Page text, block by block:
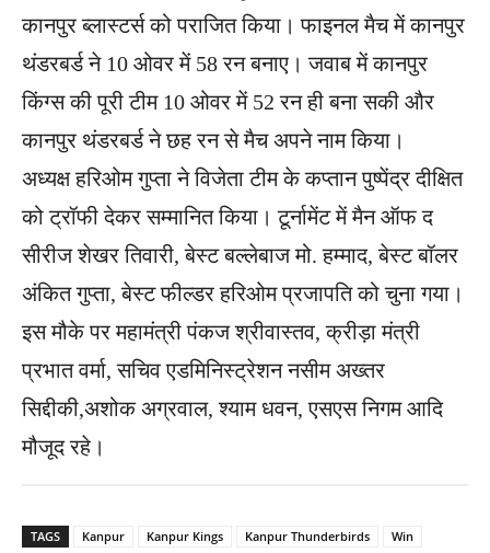
कानपुर ब्लास्टर्स को पराजित किया। फाइनल मैच में कानपुर
थंडरबर्ड ने 10 ओवर में 58 रन बनाए। जवाब में कानपुर
किंग्स की पूरी टीम 10 ओवर में 52 रन ही बना सकी और
कानपुर थंडरबर्ड ने छह रन से मैच अपने नाम किया।
अध्यक्ष हरिओम गुप्ता ने विजेता टीम के कप्तान पुष्पेंद्र दी​क्षित
को ट्रॉफी देकर सम्मानित किया। टूर्नामेंट में मैन ऑफ द
सीरीज शेखर तिवारी, बेस्ट बल्लेबाज मो. हम्माद, बेस्ट बॉलर
अंकित गुप्ता, बेस्ट फील्डर हरिओम प्रजापति को चुना गया।
इस मौके पर महामंत्री पंकज श्रीवास्तव, क्रीड़ा मंत्री
प्रभात वर्मा, सचिव एडमिनिस्ट्रेशन नसीम अख्तर
सिद्दीकी,अशोक अग्रवाल, श्याम धवन, एसएस निगम आदि
मौजूद रहे।
TAGS Kanpur Kanpur Kings Kanpur Thunderbirds Win